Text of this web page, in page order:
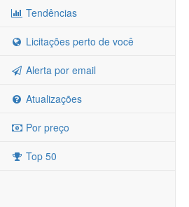
Tendências
Licitações perto de você
Alerta por email
Atualizações
Por preço
Top 50